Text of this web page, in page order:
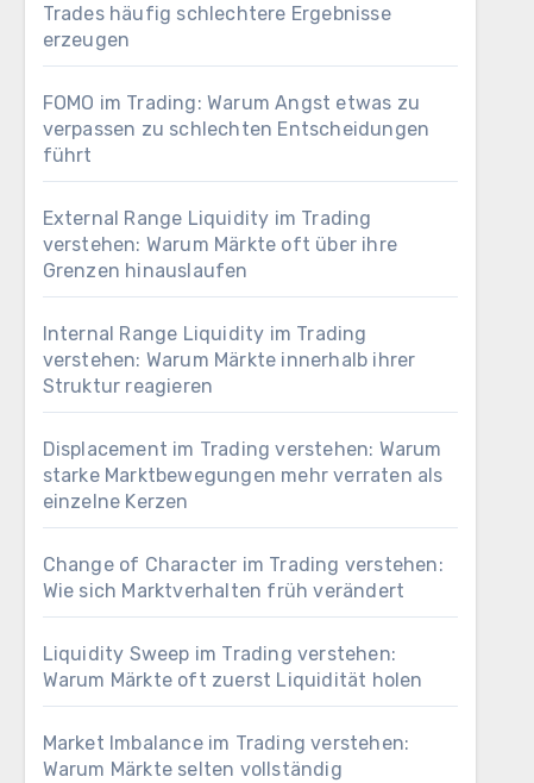
Trades häufig schlechtere Ergebnisse
erzeugen
FOMO im Trading: Warum Angst etwas zu
verpassen zu schlechten Entscheidungen
führt
External Range Liquidity im Trading
verstehen: Warum Märkte oft über ihre
Grenzen hinauslaufen
Internal Range Liquidity im Trading
verstehen: Warum Märkte innerhalb ihrer
Struktur reagieren
Displacement im Trading verstehen: Warum
starke Marktbewegungen mehr verraten als
einzelne Kerzen
Change of Character im Trading verstehen:
Wie sich Marktverhalten früh verändert
Liquidity Sweep im Trading verstehen:
Warum Märkte oft zuerst Liquidität holen
Market Imbalance im Trading verstehen:
Warum Märkte selten vollständig